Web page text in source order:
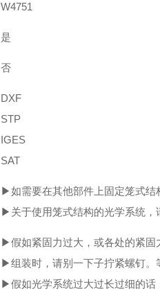
W4751
是
否
DXF
STP
IGES
SAT
▶如需要在其他部件上固定笼式结
▶关于使用笼式结构的光学系统，
▶假如紧固力过大，或各处的紧固
▶组装时，请别一下子拧紧螺钉。
▶假如光学系统过大过长过细的话